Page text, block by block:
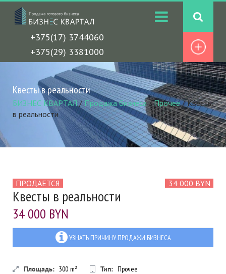
+375(17) 3744060
+375(29) 3381000
Квесты в реальности
БИЗНЕС КВАРТАЛ/Продажа бизнеса/Прочее/Квесты
в реальности
ПРОДАЕТСЯ 34 000 BYN
Квесты в реальности
34 000 BYN
УЗНАТЬ ПРИЧИНУ ПРОДАЖИ БИЗНЕСА
Площадь: 300 m² Тип: Прочее